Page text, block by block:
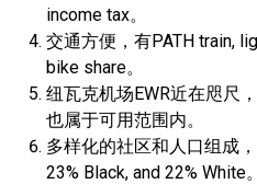
income tax。
交通方便，有PATH train,
bike share。
纽瓦克机场EWR近在咫尺
也属于可用范围内。
多样化的社区和人口组成
23% Black, and 22% White